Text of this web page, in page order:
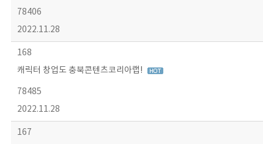
78406
2022.11.28
168
캐릭터 창업도 충북콘텐츠코리아랩!
78485
2022.11.28
167